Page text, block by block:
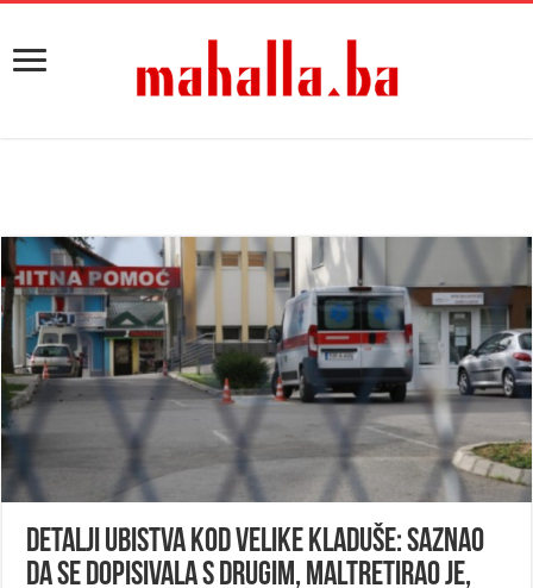
Detalji ubistva kod Velike Kladuše: Saznao
da se dopisivala s drugim, maltretirao je,